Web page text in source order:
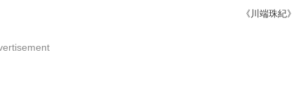
《川端珠紀》